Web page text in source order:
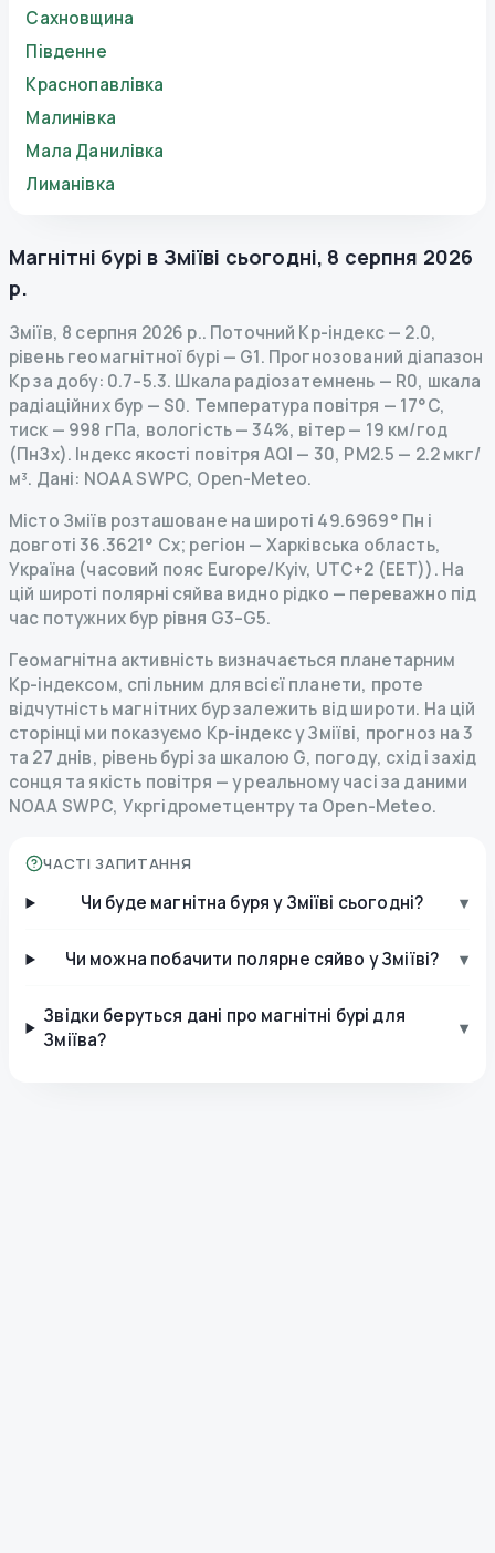
Сахновщина
Південне
Краснопавлівка
Малинівка
Мала Данилівка
Лиманівка
Магнітні бурі в Зміїві сьогодні, 8 серпня 2026
р.
Зміїв, 8 серпня 2026 р.. Поточний Kp-індекс— 2.0,
рівень геомагнітної бурі — G1. Прогнозований діапазон
Kp за добу: 0.7–5.3. Шкала радіозатемнень — R0, шкала
радіаційних бур — S0. Температура повітря — 17°C,
тиск — 998 гПа, вологість — 34%, вітер — 19 км/год
(ПнЗх). Індекс якості повітря AQI — 30, PM2.5 — 2.2 мкг/
м³. Дані: NOAA SWPC, Open-Meteo.
Місто Зміїв розташоване на широті 49.6969° Пн і
довготі 36.3621° Сх; регіон — Харківська область,
Україна (часовий пояс Europe/Kyiv, UTC+2 (EET)). На
цій широті полярні сяйва видно рідко — переважно під
час потужних бур рівня G3–G5.
Геомагнітна активність визначається планетарним
Kp-індексом, спільним для всієї планети, проте
відчутність магнітних бур залежить від широти. На цій
сторінці ми показуємо Kp-індекс у Зміїві, прогноз на 3
та 27 днів, рівень бурі за шкалою G, погоду, схід і захід
сонця та якість повітря — у реальному часі за даними
NOAA SWPC, Укргідрометцентру та Open-Meteo.
ЧАСТІ ЗАПИТАННЯ
Чи буде магнітна буря у Зміїві сьогодні? ▾
Чи можна побачити полярне сяйво у Зміїві? ▾
Звідки беруться дані про магнітні бурі для
Зміїва?
▾